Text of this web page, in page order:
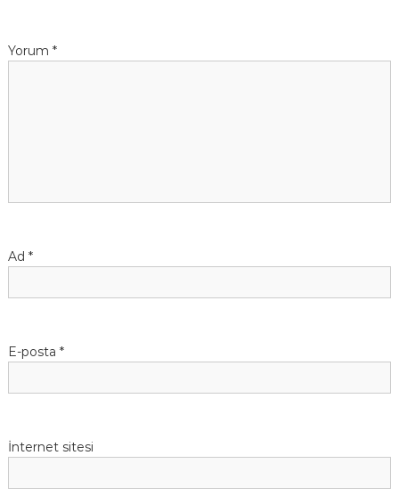
Yorum *
Ad *
E-posta *
İnternet sitesi